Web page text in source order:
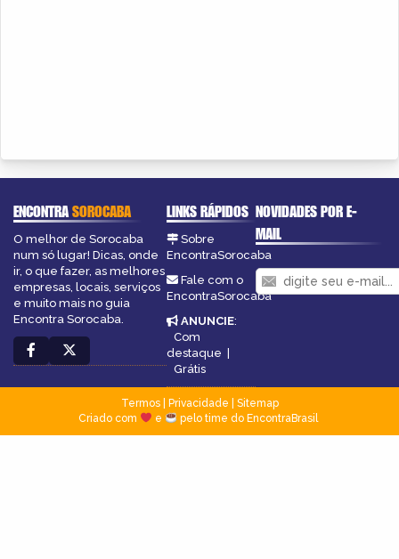
ENCONTRASOROCABA
O melhor de Sorocaba
num só lugar! Dicas, onde
ir, o que fazer, as melhores
empresas, locais, serviços
e muito mais no guia
Encontra Sorocaba.
LINKS RÁPIDOS
Sobre
EncontraSorocaba
Fale com o
EncontraSorocaba
ANUNCIE:
Com
destaque |
Grátis
NOVIDADES POR E-
MAIL
Termos| Privacidade
Sitemap
Criado com
e pelo time do EncontraBrasil